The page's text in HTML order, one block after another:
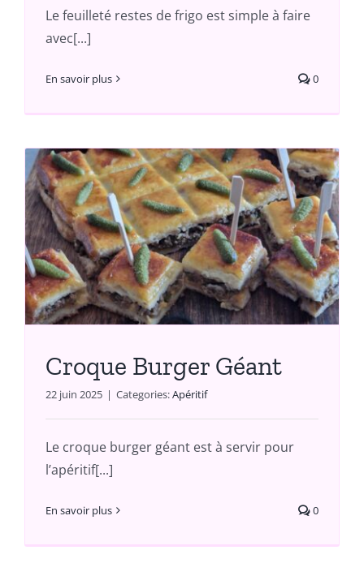
Le feuilleté restes de frigo est simple à faire
avec[...]
En savoir plus 0
Croque Burger Géant
22 juin 2025 | Categories:Apéritif
Le croque burger géant est à servir pour
l’apéritif[...]
En savoir plus 0